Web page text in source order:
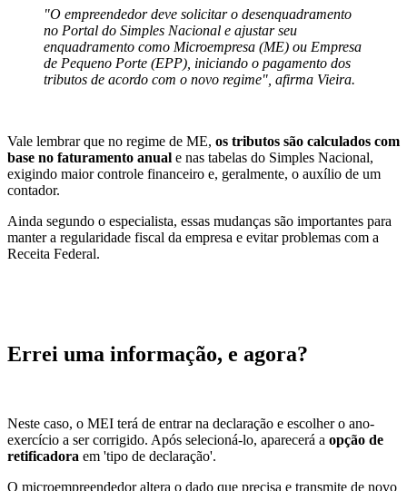
"O empreendedor deve solicitar o desenquadramento
no Portal do Simples Nacional e ajustar seu
enquadramento como Microempresa (ME) ou Empresa
de Pequeno Porte (EPP), iniciando o pagamento dos
tributos de acordo com o novo regime", afirma Vieira.
Vale lembrar que no regime de ME, os tributos são calculados com
base no faturamento anual e nas tabelas do Simples Nacional,
exigindo maior controle financeiro e, geralmente, o auxílio de um
contador.
Ainda segundo o especialista, essas mudanças são importantes para
manter a regularidade fiscal da empresa e evitar problemas com a
Receita Federal.
Errei uma informação, e agora?
Neste caso, o MEI terá de entrar na declaração e escolher o ano-
exercício a ser corrigido. Após selecioná-lo, aparecerá a opção de
retificadora em 'tipo de declaração'.
O microempreendedor altera o dado que precisa e transmite de novo